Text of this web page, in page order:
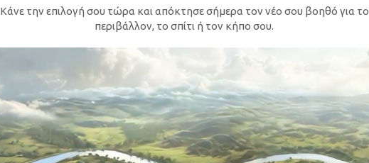
Κάνε την επιλογή σου τώρα και απόκτησε σήμερα τον νέο σου βοηθό για το
περιβάλλον, το σπίτι ή τον κήπο σου.